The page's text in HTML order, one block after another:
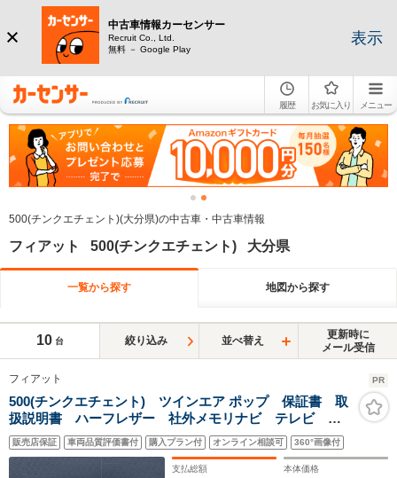
中古車情報カーセンサー
Recruit Co., Ltd.
無料 － Google Play
表示
履歴 お気に入り メニュー
500(チンクエチェント)(大分県)の中古車・中古車情報
フィアット 500(チンクエチェント) 大分県
一覧から探す 地図から探す
10 台 絞り込み 並べ替え
更新時に
メール受信
フィアット PR
500(チンクエチェント) ツインエア ポップ 保証書 取
扱説明書 ハーフレザー 社外メモリナビ テレビ
Bluetooth USB CD/DVD 社外サスペンション(純正
サスペンション積込) 純正フロアマット リモコンキ
ー スペアキー ETC
販売店保証 車両品質評価書付 購入プラン付 オンライン相談可 360°画像付
支払総額 本体価格